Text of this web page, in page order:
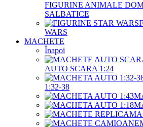
FIGURINE ANIMALE
SALBATICE
WARS
MACHETE
Înapoi
AUTO SCARA 1:24
1:32-38